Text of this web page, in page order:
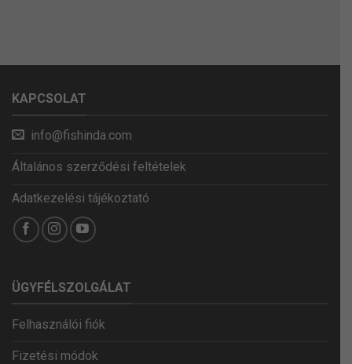
KAPCSOLAT
info@fishinda.com
Általános szerződési feltételek
Adatkezelési tájékoztató
ÜGYFÉLSZOLGÁLAT
Felhasználói fiók
Fizetési módok